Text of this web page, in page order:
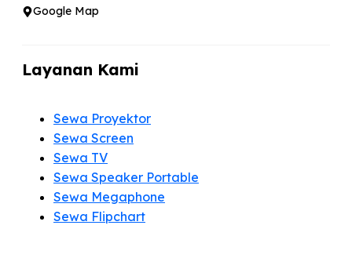
Google Map
Layanan Kami
Sewa Proyektor
Sewa Screen
Sewa TV
Sewa Speaker Portable
Sewa Megaphone
Sewa Flipchart